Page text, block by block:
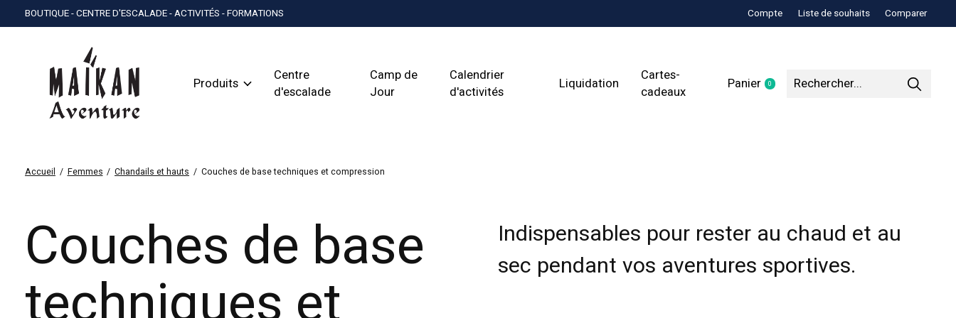
BOUTIQUE - CENTRE D'ESCALADE - ACTIVITÉS - FORMATIONS Compte Liste de souhaits Comparer
Produits
Centre
d'escalade
Camp de
Jour
Calendrier
d'activités
Liquidation
Cartes-
cadeaux
Panier 0items
Accueil / Femmes / Chandails et hauts / Couches de base techniques et compression
Couches de base
Indispensables pour rester au chaud et au
sec pendant vos aventures sportives.